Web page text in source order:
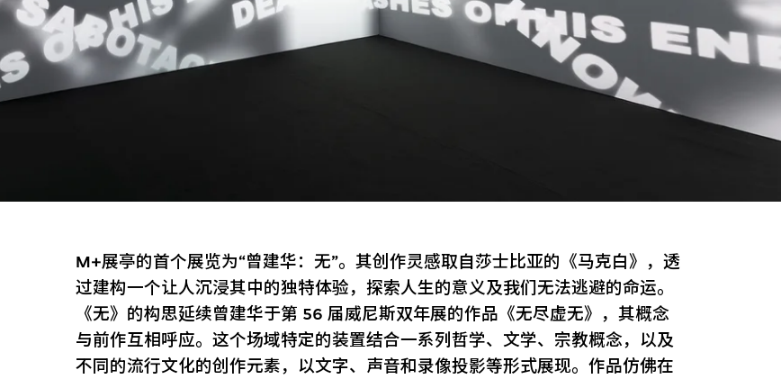
M+展亭的首个展览为“曾建华：无”。其创作灵感取自莎士比亚的《马克白》，透
过建构一个让人沉浸其中的独特体验，探索人生的意义及我们无法逃避的命运。
《无》的构思延续曾建华于第 56 届威尼斯双年展的作品《无尽虚无》，其概念
与前作互相呼应。这个场域特定的装置结合一系列哲学、文学、宗教概念，以及
不同的流行文化的创作元素，以文字、声音和录像投影等形式展现。作品仿佛在